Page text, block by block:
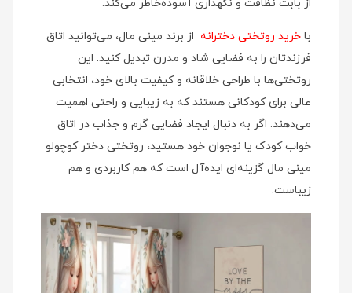
از بابت نظافت و نگهداری آسوده‌خاطر می‌کند.
با خرید روتختی دخترانه از برند مینی‌ مال، می‌توانید اتاق
فرزندتان را به فضایی شاد و مدرن تبدیل کنید. این
روتختی‌ها با طراحی خلاقانه و کیفیت بالای خود، انتخابی
عالی برای کودکانی هستند که به زیبایی و راحتی اهمیت
می‌دهند. اگر به دنبال ایجاد فضایی گرم و جذاب در اتاق
خواب کودک یا نوجوان خود هستید، روتختی دختر کوچولو
مینی‌ مال گزینه‌ای ایده‌آل است که هم کاربردی و هم
زیباست.